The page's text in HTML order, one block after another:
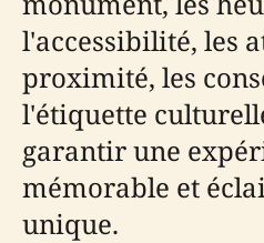
l'accessibilité, les
proximité, les
l'étiquette
garantir une
mémorable et
unique.